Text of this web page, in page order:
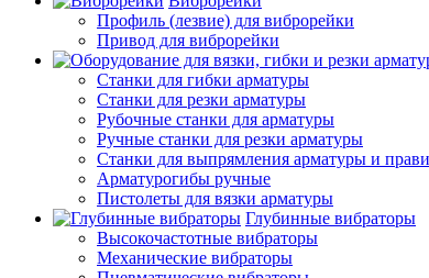
Профиль (лезвие) для виброрейки
Привод для виброрейки
Станки для гибки арматуры
Станки для резки арматуры
Рубочные станки для арматуры
Ручные станки для резки арматуры
Станки для выпрямления арматуры и
Арматурогибы ручные
Пистолеты для вязки арматуры
Глубинные вибраторы
Высокочастотные вибраторы
Механические вибраторы